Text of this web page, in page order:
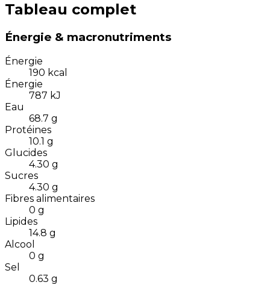
Tableau complet
Énergie & macronutriments
Énergie
190 kcal
Énergie
787 kJ
Eau
68.7 g
Protéines
10.1 g
Glucides
4.30 g
Sucres
4.30 g
Fibres alimentaires
0 g
Lipides
14.8 g
Alcool
0 g
Sel
0.63 g